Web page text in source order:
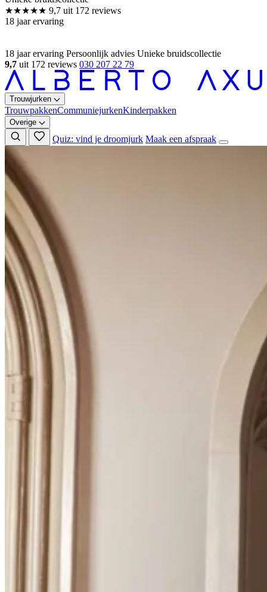
18 jaar ervaring Persoonlijk advies Unieke bruidscollectie
9,7 uit 172 reviews 030 207 22 79
Trouwjurken
TrouwpakkenCommuniejurkenKinderpakken
Overige
Quiz: vind je droomjurk Maak een afspraak